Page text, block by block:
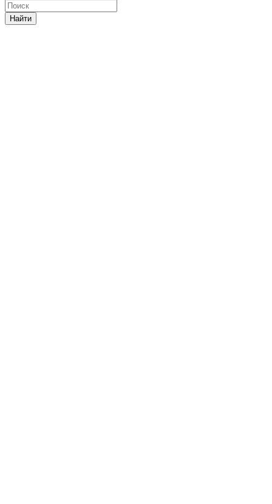
Найти